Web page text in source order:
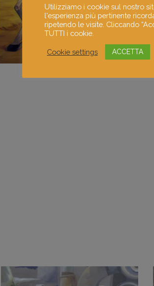
Utilizziamo i cookie sul nostro
l'esperienza più pertinente
ripetendo le visite. Cliccando
TUTTI i cookie.
Cookie settings ACCETTA